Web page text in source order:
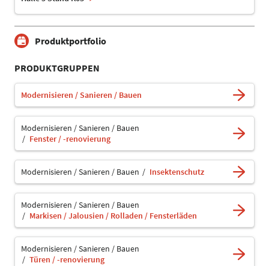
Produktportfolio
PRODUKTGRUPPEN
Modernisieren / Sanieren / Bauen
Modernisieren / Sanieren / Bauen
Fenster / -renovierung
Modernisieren / Sanieren / Bauen Insektenschutz
Modernisieren / Sanieren / Bauen
Markisen / Jalousien / Rolladen / Fensterläden
Modernisieren / Sanieren / Bauen
Türen / -renovierung